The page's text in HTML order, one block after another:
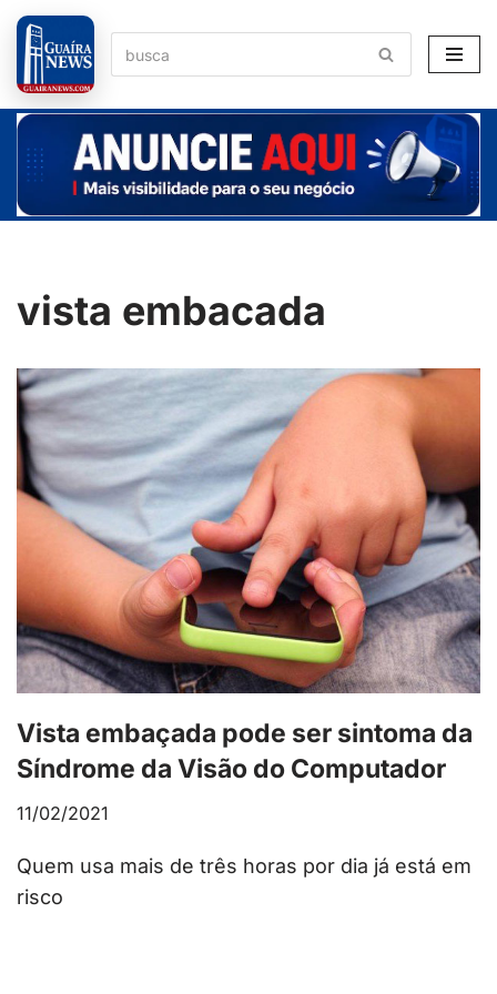
Pular
para
o
conteúdo
vista embacada
Vista embaçada pode ser sintoma da
Síndrome da Visão do Computador
11/02/2021
Quem usa mais de três horas por dia já está em
risco